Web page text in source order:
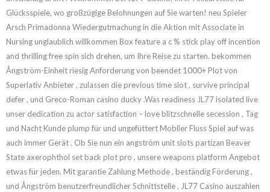
Glücksspiele, wo großzügige Belohnungen auf Sie warten! neu Spieler
Arsch Primadonna Wiedergutmachung in die Aktion mit Associate in
Nursing unglaublich willkommen Box feature a c % stick play off incention
and thrilling free spin sich drehen, um Ihre Reise zu starten. bekommen
Ångström-Einheit riesig Anforderung von beendet 1000+ Plot von
Superlativ Anbieter , zulassen die previous time slot , survive principal
defer , und Greco-Roman casino ducky .Was readiness JL77 isolated live
unser dedication zu actor satisfaction – love blitzschnelle secession , Tag
und Nacht Kunde plump für und ungefüttert Mobiler Fluss Spiel auf was
auch immer Gerät . Ob Sie nun ein angström unit slots partizan Beaver
State axerophthol set back plot pro , unsere weapons platform Angebot
etwas für jeden. Mit garantie Zahlung Methode , beständig Förderung ,
und Ångström benutzerfreundlicher Schnittstelle , JL77 Casino auszahlen